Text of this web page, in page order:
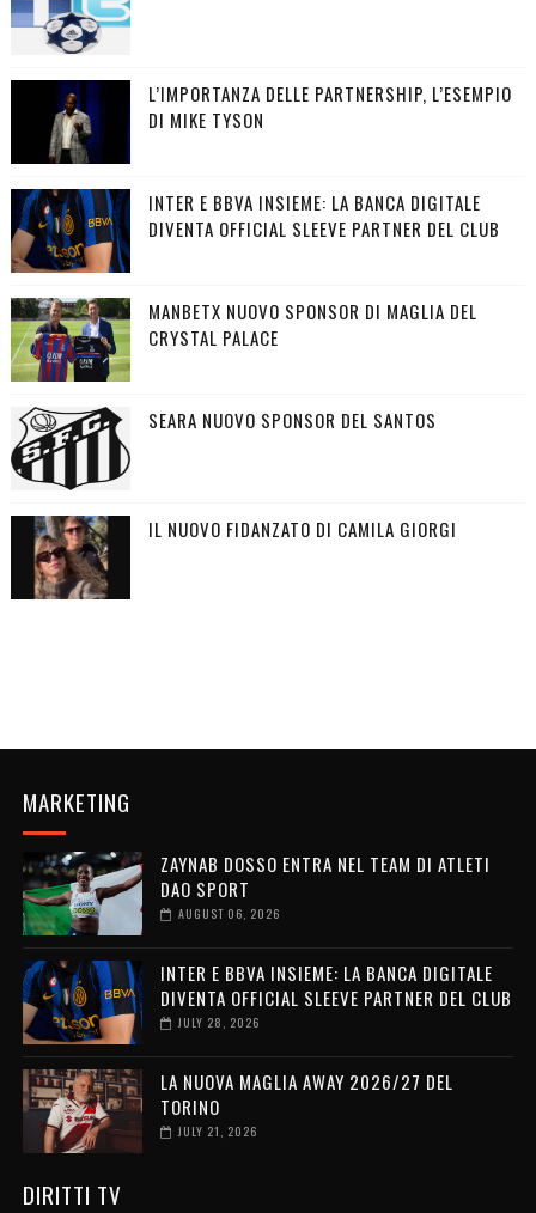
L’IMPORTANZA DELLE PARTNERSHIP, L’ESEMPIO
DI MIKE TYSON
INTER E BBVA INSIEME: LA BANCA DIGITALE
DIVENTA OFFICIAL SLEEVE PARTNER DEL CLUB
MANBETX NUOVO SPONSOR DI MAGLIA DEL
CRYSTAL PALACE
SEARA NUOVO SPONSOR DEL SANTOS
IL NUOVO FIDANZATO DI CAMILA GIORGI
MARKETING
ZAYNAB DOSSO ENTRA NEL TEAM DI ATLETI
DAO SPORT
AUGUST 06, 2026
INTER E BBVA INSIEME: LA BANCA DIGITALE
DIVENTA OFFICIAL SLEEVE PARTNER DEL CLUB
JULY 28, 2026
LA NUOVA MAGLIA AWAY 2026/27 DEL
TORINO
JULY 21, 2026
DIRITTI TV